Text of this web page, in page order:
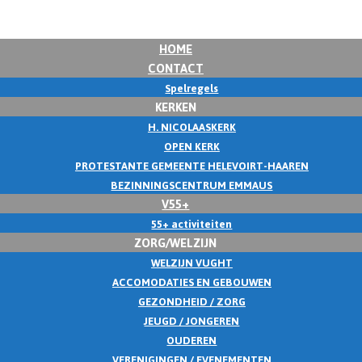
HOME
CONTACT
Spelregels
KERKEN
H. NICOLAASKERK
OPEN KERK
PROTESTANTE GEMEENTE HELEVOIRT-HAAREN
BEZINNINGSCENTRUM EMMAUS
V55+
55+ activiteiten
ZORG/WELZIJN
WELZIJN VUGHT
ACCOMODATIES EN GEBOUWEN
GEZONDHEID / ZORG
JEUGD / JONGEREN
OUDEREN